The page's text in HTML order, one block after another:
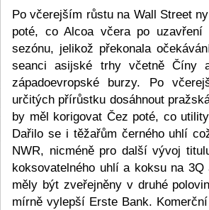
Po včerejším růstu na Wall Street
poté, co Alcoa včera po uzavření
sezónu, jelikož překonala
seanci asijské trhy včetně Číny
západoevropské burzy. Po
určitých přírůstku dosáhnout
by měl korigovat Čez poté, co
Dařilo se i těžařům černého uhlí
NWR, nicméně pro další vývoj
koksovatelného uhlí a koksu na
měly být zveřejněny v druhé
mírně vylepší Erste Bank.